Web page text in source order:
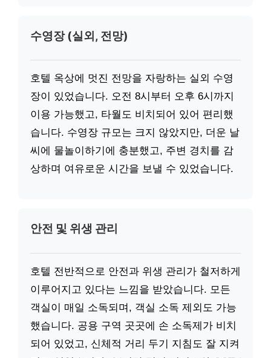
수영장 (실외, 전망)
호텔 옥상에 멋진 전망을 자랑하는 실외 수영
장이 있었습니다. 오전 8시부터 오후 6시까지
이용 가능했고, 타월도 비치되어 있어 편리했
습니다. 수영장 규모는 크지 않았지만, 더운 날
씨에 물놀이하기에 충분했고, 주변 경치를 감
상하며 여유로운 시간을 보낼 수 있었습니다.
안전 및 위생 관리
호텔 전반적으로 안전과 위생 관리가 철저하게
이루어지고 있다는 느낌을 받았습니다. 모든
객실이 매일 소독되며, 객실 소독 제외도 가능
했습니다. 공용 구역 곳곳에 손 소독제가 비치
되어 있었고, 신체적 거리 두기 지침도 잘 지켜